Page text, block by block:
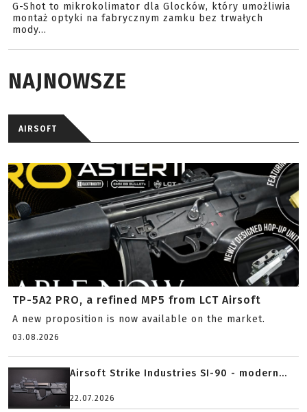
G-Shot to mikrokolimator dla Glocków, który umożliwia
montaż optyki na fabrycznym zamku bez trwałych
mody...
NAJNOWSZE
AIRSOFT
TP-5A2 PRO, a refined MP5 from LCT Airsoft
A new proposition is now available on the market.
03.08.2026
Airsoft Strike Industries SI-90 - modern...
22.07.2026